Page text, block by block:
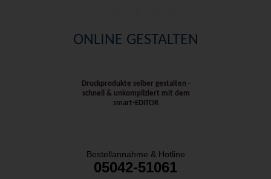
ONLINE GESTALTEN
Druckprodukte selber gestalten -
schnell & unkompliziert mit dem
smart-EDITOR
Bestellannahme & Hotline
05042-51061